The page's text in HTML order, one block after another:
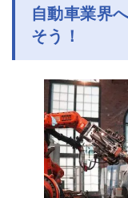
自動車業界
そう！